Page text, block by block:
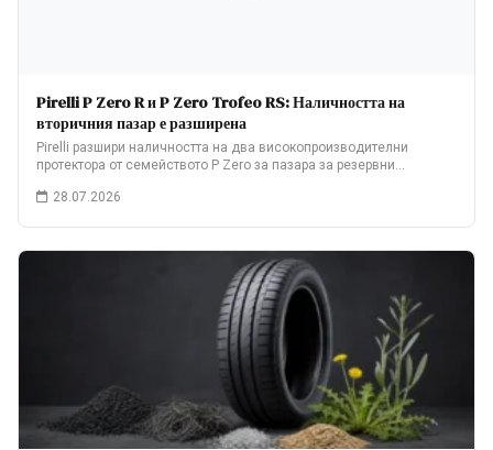
Pirelli P Zero R и P Zero Trofeo RS: Наличността на
вторичния пазар е разширена
Pirelli разшири наличността на два високопроизводителни
протектора от семейството P Zero за пазара за резервни…
28.07.2026